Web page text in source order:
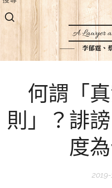
A Lawyer
李郁霆、
何謂「
則」？誹
度
2019-